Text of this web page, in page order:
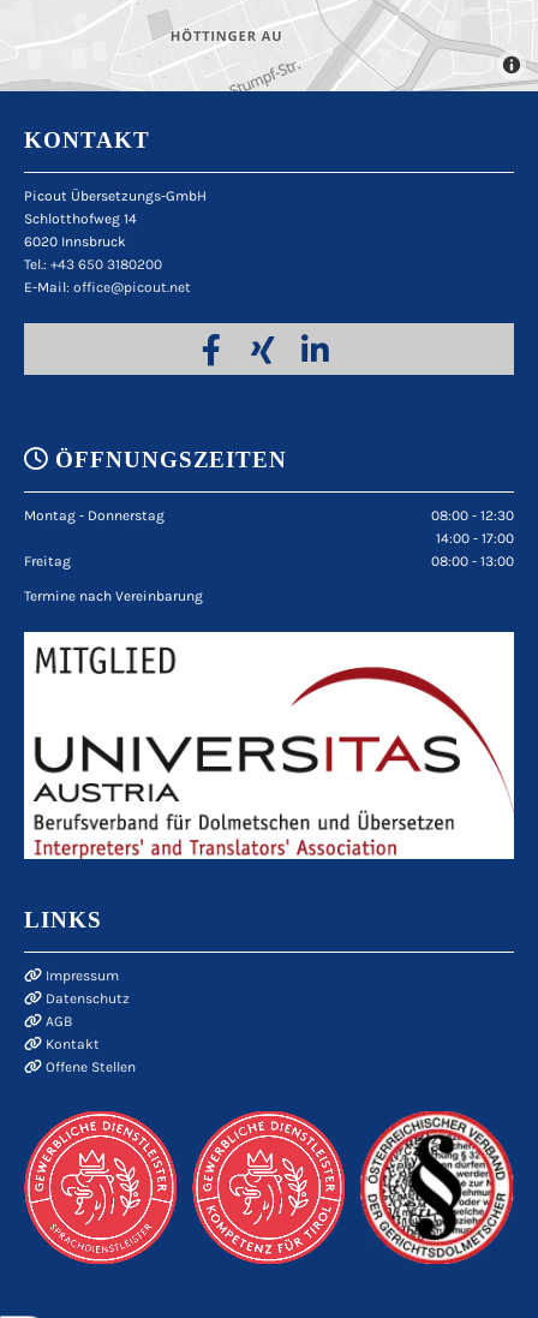
KONTAKT
Picout Übersetzungs-GmbH
Schlotthofweg 14
6020 Innsbruck
Tel.: +43 650 3180200
E-Mail: office@picout.net
ÖFFNUNGSZEITEN
Montag - Donnerstag
08:00 - 12:30
14:00 - 17:00
Freitag
08:00 - 13:00
Termine nach Vereinbarung
LINKS
 Impressum
 Datenschutz
 AGB
 Kontakt
 Offene Stellen